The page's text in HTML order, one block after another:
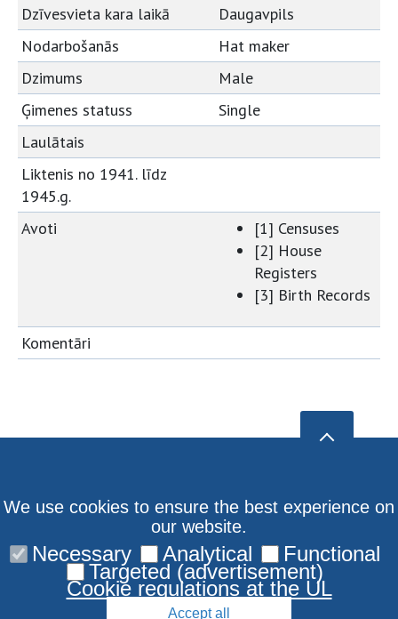
Dzīvesvieta kara laikā
Daugavpils
Nodarbošanās
Hat maker
Dzimums
Male
Ģimenes statuss
Single
Laulātais
Liktenis no 1941. līdz
1945.g.
Avoti
[1] Censuses
[2] House
Registers
[3] Birth Records
Komentāri
We use cookies to ensure the best experience on
our website.
Necessary Analytical Functional
Targeted (advertisement)
Cookie regulations at the UL
Accept all